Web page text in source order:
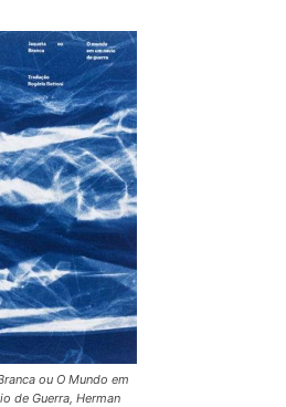
ou O Mundo em
de Guerra, Herman